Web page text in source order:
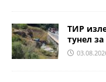
ТИР
тунел